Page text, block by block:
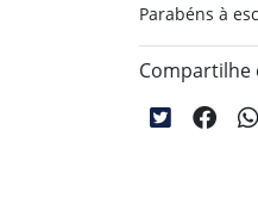
Parabéns à
Compartilhe